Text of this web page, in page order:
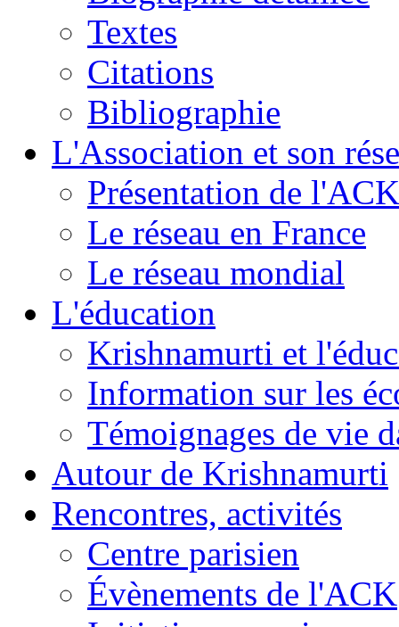
Textes
Citations
Bibliographie
L'Association et son
Présentation de l'ACK
Le réseau en France
Le réseau mondial
L'éducation
Krishnamurti et
Information sur les
Témoignages de vie
Autour de Krishnamurti
Rencontres, activités
Centre parisien
Évènements de l'ACK